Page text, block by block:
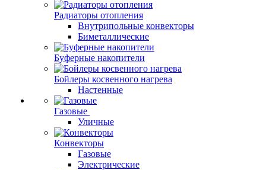
Радиаторы отопления
Внутрипольные конвекторы
Биметаллические
Буферные накопители
Бойлеры косвенного нагрева
Настенные
Газовые
Уличные
Конвекторы
Газовые
Электрические